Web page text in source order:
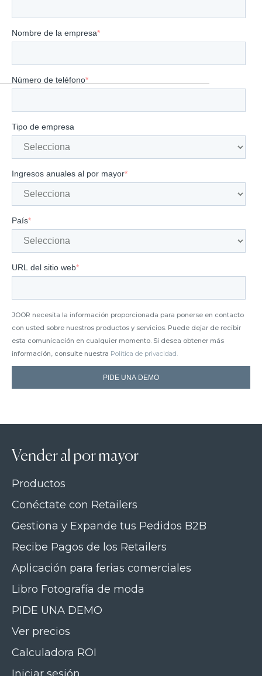
Nombre de la empresa*
Número de teléfono*
Tipo de empresa
Ingresos anuales al por mayor*
País*
URL del sitio web*
JOOR necesita la información proporcionada para ponerse en contacto
con usted sobre nuestros productos y servicios. Puede dejar de recibir
esta comunicación en cualquier momento. Si desea obtener más
información, consulte nuestra Política de privacidad.
Vender al por mayor
Productos
Conéctate con Retailers
Gestiona y Expande tus Pedidos B2B
Recibe Pagos de los Retailers
Aplicación para ferias comerciales
Libro Fotografía de moda
PIDE UNA DEMO
Ver precios
Calculadora ROI